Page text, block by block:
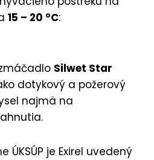
15 – 20 °C:
Silwet Star
dotykový a požerový
najmä na
je Exirel uvedený